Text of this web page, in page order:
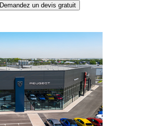
Demandez un devis gratuit